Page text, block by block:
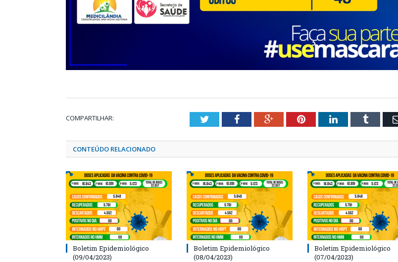
COMPARTILHAR: TwitterFacebookGoogle+PinterestLinkedInTumblr
CONTEÚDO RELACIONADO
Boletim Epidemiológico
(09/04/2023)
Boletim Epidemiológico
(08/04/2023)
Boletim Epidemiológico
(07/04/2023)